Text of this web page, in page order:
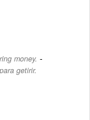
money. -
getirir.